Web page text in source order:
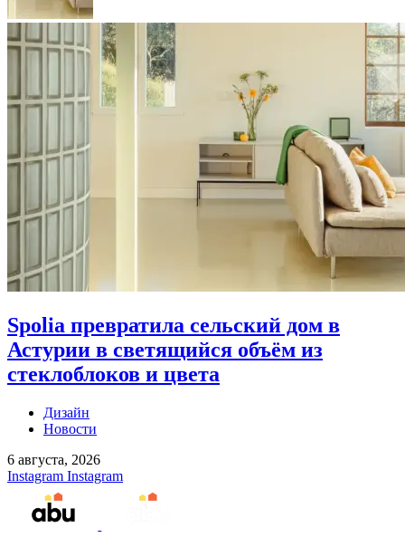
Spolia превратила сельский дом в
Астурии в светящийся объём из
стеклоблоков и цвета
Дизайн
Новости
6 августа, 2026
Instagram Instagram